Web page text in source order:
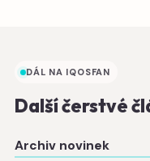
DÁL NA IQOSFAN
Další čerstvé
Archiv novinek